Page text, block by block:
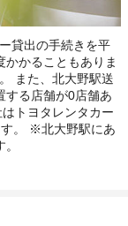
貸出の手続きを平
かることもありま
また、北大野駅送
する店舗が0店舗あ
トヨタレンタカー
。 ※北大野駅にあ